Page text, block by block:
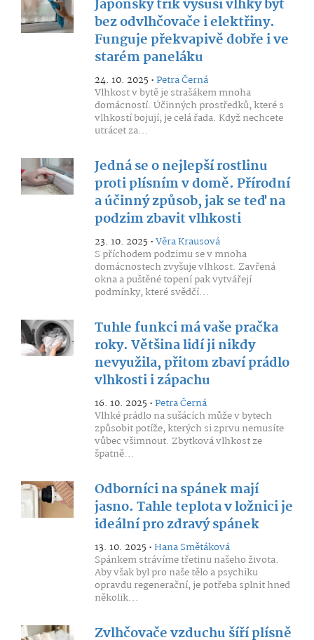
Japonský trik vysuší vlhký byt
bez odvlhčovače i elektřiny.
Funguje překvapivě dobře i ve
starém paneláku
24. 10. 2025 •Petra Černá
Vlhkost v bytě je strašákem mnoha
domácností. Účinných prostředků, které s
vlhkostí bojují, je celá řada. Když nechcete
utrácet za...
Jedná se o nejlepší rostlinu
proti plísním v domě. Přírodní
a účinný způsob, jak se teď na
podzim zbavit vlhkosti
23. 10. 2025 •Věra Krausová
S příchodem podzimu se v mnoha
domácnostech zvyšuje vlhkost. Zavřená
okna a puštěné topení pak vytvářejí
podmínky, které svědčí...
Tuhle funkci má vaše pračka
roky. Většina lidí ji nikdy
nevyužila, přitom zbaví prádlo
vlhkosti i zápachu
16. 10. 2025 •Petra Černá
Vlhké prádlo na sušácích může v bytech
způsobit potíže, kterých si zprvu nemusíte
vůbec všimnout. Zbytková vlhkost ze
špatně...
Odborníci na spánek mají
jasno. Tahle teplota v ložnici je
ideální pro zdravý spánek
13. 10. 2025 •Hana Smětáková
Spánkem strávíme třetinu našeho života.
Aby však byl pro naše tělo a psychiku
opravdu regenerační, je potřeba splnit hned
několik...
Zvlhčovače vzduchu šíří plísně